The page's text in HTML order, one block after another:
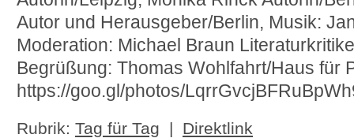
Autor und Herausgeber/Berlin, Musik:
Moderation: Michael Braun
Begrüßung: Thomas Wohlfahrt/Haus für
https://goo.gl/photos/
Rubrik: Tag für Tag | Direktlink